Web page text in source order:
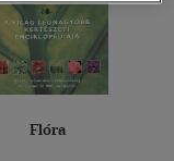
Flóra